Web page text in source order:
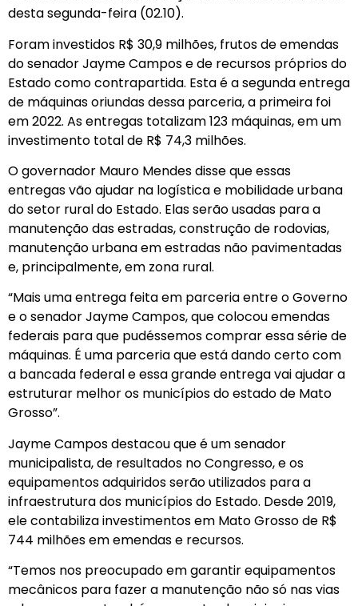
desta segunda-feira (02.10).
Foram investidos R$ 30,9 milhões, frutos de emendas
do senador Jayme Campos e de recursos próprios do
Estado como contrapartida. Esta é a segunda entrega
de máquinas oriundas dessa parceria, a primeira foi
em 2022. As entregas totalizam 123 máquinas, em um
investimento total de R$ 74,3 milhões.
O governador Mauro Mendes disse que essas
entregas vão ajudar na logística e mobilidade urbana
do setor rural do Estado. Elas serão usadas para a
manutenção das estradas, construção de rodovias,
manutenção urbana em estradas não pavimentadas
e, principalmente, em zona rural.
“Mais uma entrega feita em parceria entre o Governo
e o senador Jayme Campos, que colocou emendas
federais para que pudéssemos comprar essa série de
máquinas. É uma parceria que está dando certo com
a bancada federal e essa grande entrega vai ajudar a
estruturar melhor os municípios do estado de Mato
Grosso”.
Jayme Campos destacou que é um senador
municipalista, de resultados no Congresso, e os
equipamentos adquiridos serão utilizados para a
infraestrutura dos municípios do Estado. Desde 2019,
ele contabiliza investimentos em Mato Grosso de R$
744 milhões em emendas e recursos.
“Temos nos preocupado em garantir equipamentos
mecânicos para fazer a manutenção não só nas vias